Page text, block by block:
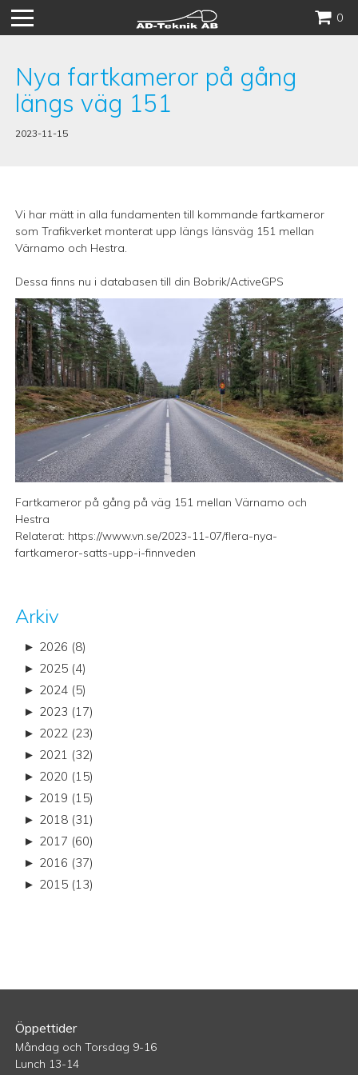
0
Hoppa
Nya fartkameror på gång
längs väg 151
2023-11-15
Vi har mätt in alla fundamenten till kommande fartkameror
som Trafikverket monterat upp längs länsväg 151 mellan
Värnamo och Hestra.
Dessa finns nu i databasen till din Bobrik/ActiveGPS
Fartkameror på gång på väg 151 mellan Värnamo och
Hestra
Relaterat: https://www.vn.se/2023-11-07/flera-nya-
fartkameror-satts-upp-i-finnveden
Arkiv
► 2026 (8)
► 2025 (4)
► 2024 (5)
► 2023 (17)
► 2022 (23)
► 2021 (32)
► 2020 (15)
► 2019 (15)
► 2018 (31)
► 2017 (60)
► 2016 (37)
► 2015 (13)
Öppettider
Måndag och Torsdag 9-16
Lunch 13-14